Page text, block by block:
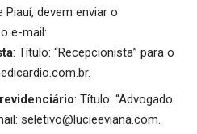
Piauí, devem enviar o
e-mail:
: Título: “Recepcionista” para o
: Título: “Advogado
seletivo@lucieeviana.com.